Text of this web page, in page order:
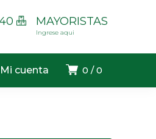
MAYORISTAS
Ingrese aqui
0 0
Mi cuenta